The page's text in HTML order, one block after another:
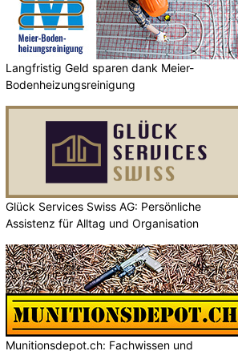
Langfristig Geld sparen dank Meier-
Bodenheizungsreinigung
Glück Services Swiss AG: Persönliche
Assistenz für Alltag und Organisation
Munitionsdepot.ch: Fachwissen und